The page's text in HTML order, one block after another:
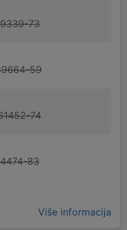
73
59
74
83
Više informacija